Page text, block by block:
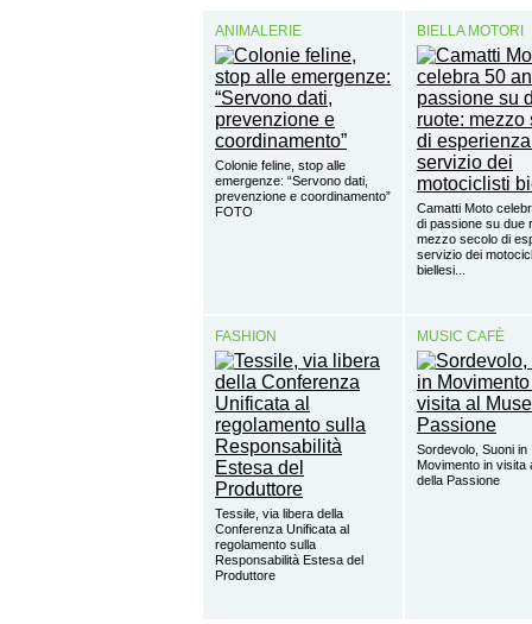
ANIMALERIE
Colonie feline, stop alle
emergenze: “Servono dati,
prevenzione e coordinamento”
FOTO
BIELLA MOTORI
Camatti Moto
di passione su due
mezzo secolo di
servizio dei
biellesi...
FASHION
Tessile, via libera della
Conferenza Unificata al
regolamento sulla
Responsabilità Estesa del
Produttore
MUSIC CAFÈ
Sordevolo, Suoni in
Movimento in visita
della Passione